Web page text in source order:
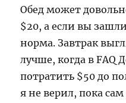
Обед может
$20, а если вы
норма. Завтрак
лучше, когда в FAQ
потратить $50 до
я не верил, пока